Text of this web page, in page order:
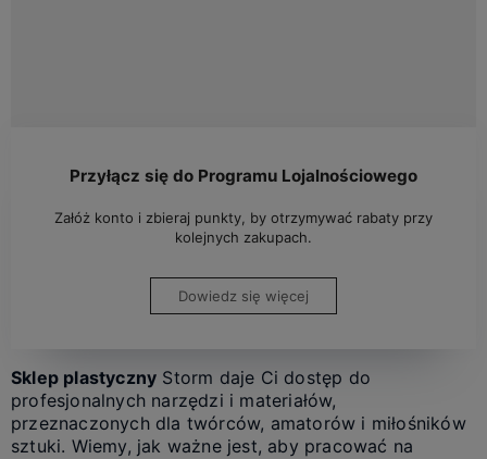
Przyłącz się do Programu Lojalnościowego
Załóż konto i zbieraj punkty, by otrzymywać rabaty przy
kolejnych zakupach.
Dowiedz się więcej
Sklep plastyczny Storm daje Ci dostęp do
profesjonalnych narzędzi i materiałów,
przeznaczonych dla twórców, amatorów i miłośników
sztuki. Wiemy, jak ważne jest, aby pracować na